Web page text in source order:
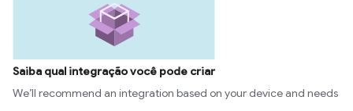
Saiba qual integração você pode criar
We’ll recommend an integration based on your device and needs